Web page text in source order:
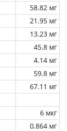
58.82 мг
21.95 мг
13.23 мг
45.8 мг
4.14 мг
59.8 мг
67.11 мг
6 мкг
0.864 мг